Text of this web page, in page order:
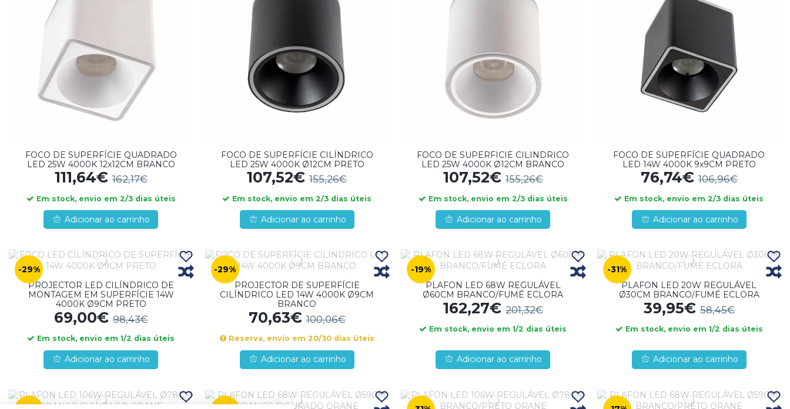
FOCO DE SUPERFÍCIE QUADRADO
LED 25W 4000K 12x12CM BRANCO
111,64€162,17€
Em stock, envio em 2/3 dias úteis
Adicionar ao carrinho
FOCO DE SUPERFÍCIE CILÍNDRICO
LED 25W 4000K Ø12CM PRETO
107,52€155,26€
Em stock, envio em 2/3 dias úteis
Adicionar ao carrinho
FOCO DE SUPERFICIE CILINDRICO
LED 25W 4000K Ø12CM BRANCO
107,52€155,26€
Em stock, envio em 2/3 dias úteis
Adicionar ao carrinho
FOCO DE SUPERFÍCIE QUADRADO
LED 14W 4000K 9x9CM PRETO
76,74€106,96€
Em stock, envio em 2/3 dias úteis
Adicionar ao carrinho
-29%
PROJECTOR LED CILÍNDRICO DE
MONTAGEM EM SUPERFÍCIE 14W
4000K Ø9CM PRETO
69,00€98,43€
Em stock, envio em 1/2 dias úteis
Adicionar ao carrinho
-29%
PROJECTOR DE SUPERFÍCIE
CILÍNDRICO LED 14W 4000K Ø9CM
BRANCO
70,63€100,06€
Reserva, envio em 20/30 dias úteis
Adicionar ao carrinho
-19%
PLAFON LED 68W REGULÁVEL
Ø60CM BRANCO/FUMÉ ECLORA
162,27€201,32€
Em stock, envio em 1/2 dias úteis
Adicionar ao carrinho
-31%
PLAFON LED 20W REGULÁVEL
Ø30CM BRANCO/FUMÉ ECLORA
39,95€58,45€
Em stock, envio em 1/2 dias úteis
Adicionar ao carrinho